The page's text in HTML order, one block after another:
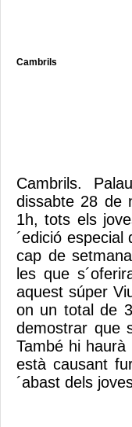
Cambrils
Cambrils.
dissabte 28 de
1h, tots els
´edició
cap de
les que
aquest súper
on un total de
demostrar que
També hi
està causant
´abast dels